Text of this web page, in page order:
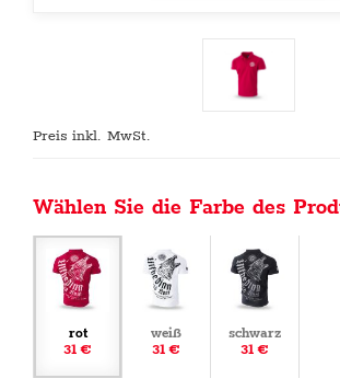
Preis inkl. MwSt.
Wählen Sie die Farbe des
rot
31 €
weiß
31 €
schwarz
31 €